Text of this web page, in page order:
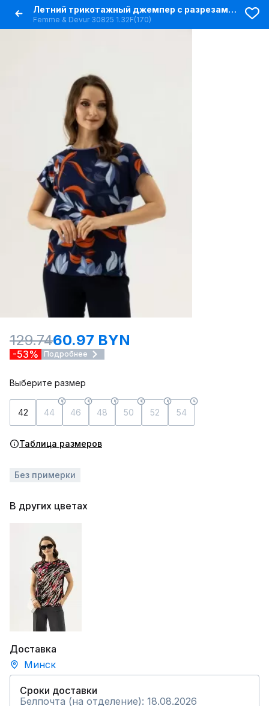
Летний трикотажный джемпер с разрезами и лодочной горловиной
Femme & Devur 30825 1.32F(170)
129.7460.97 BYN
-53% Подробнее
Выберите размер
42 44 46 48 50 52 54
Таблица размеров
Без примерки
В других цветах
Доставка
Минск
Сроки доставки
Белпочта (на отделение): 18.08.2026